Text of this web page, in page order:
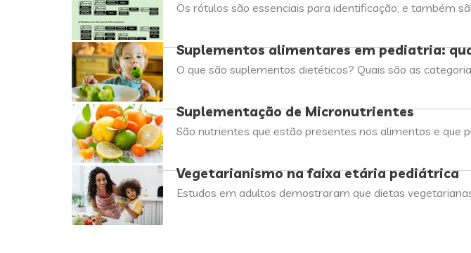
Os rótulos são essenciais para identificação, e também
Suplementos alimentares em pediatria:
O que são suplementos dietéticos? Quais são as
Suplementação de Micronutrientes
São nutrientes que estão presentes nos alimentos e que
Vegetarianismo na faixa etária pediátrica
Estudos em adultos demostraram que dietas